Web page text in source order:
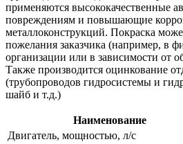
применяются высококачественные
повреждениям и повышающие
металлоконструкций. Покраска
пожелания заказчика (например, в
организации или в зависимости от
Также производится оцинкование
(трубопроводов гидросистемы и
шайб и т.д.)
Наименование
Двигатель, мощностью, л/с